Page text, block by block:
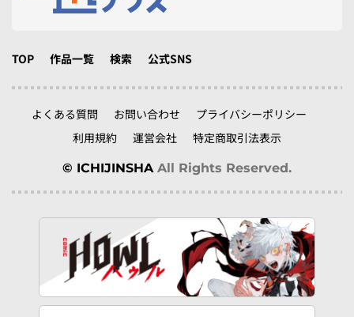
TOP 作品一覧 検索 公式SNS
よくある質問 お問い合わせ
プライバシーポリシー
利用規約
運営会社 特定商取引法表示
© ICHIJINSHA All Rights Reserved.